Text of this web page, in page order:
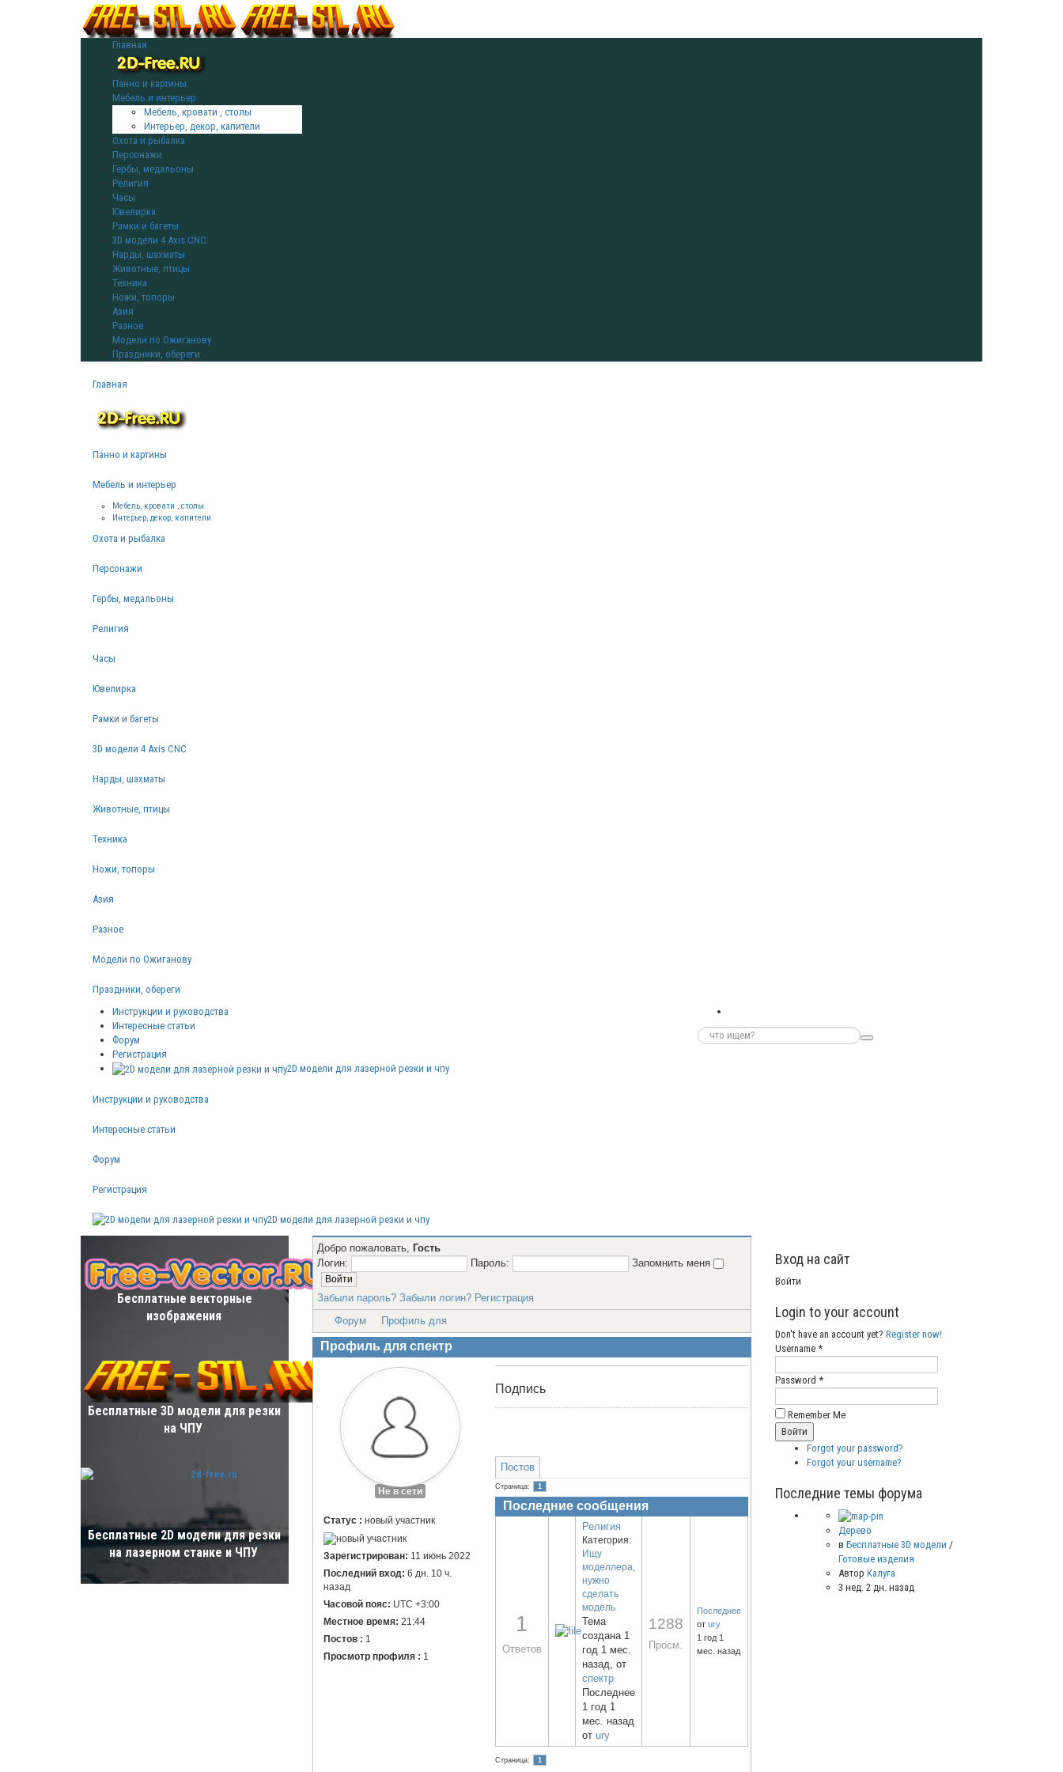
Главная
Панно и картины
Мебель и интерьер
Мебель, кровати , столы
Интерьер, декор, капители
Охота и рыбалка
Персонажи
Гербы, медальоны
Религия
Часы
Ювелирка
Рамки и багеты
3D модели 4 Axis CNC
Нарды, шахматы
Животные, птицы
Техника
Ножи, топоры
Азия
Разное
Модели по Ожиганову
Праздники, обереги
Главная
Панно и картины
Мебель и интерьер
Мебель, кровати , столы
Интерьер, декор, капители
Охота и рыбалка
Персонажи
Гербы, медальоны
Религия
Часы
Ювелирка
Рамки и багеты
3D модели 4 Axis CNC
Нарды, шахматы
Животные, птицы
Техника
Ножи, топоры
Азия
Разное
Модели по Ожиганову
Праздники, обереги
Инструкции и руководства
Интересные статьи
Форум
Регистрация
2D модели для лазерной резки и чпу
Инструкции и руководства
Интересные статьи
Форум
Регистрация
2D модели для лазерной резки и чпу
Бесплатные векторные
изображения
Бесплатные 3D модели для резки
на ЧПУ
Бесплатные 2D модели для резки
на лазерном станке и ЧПУ
Добро пожаловать, Гость
Логин:
Пароль: Запомнить меня
Забыли пароль? Забыли логин? Регистрация
Форум
Профиль для
Профиль для спектр
Не в сети
Статус : новый участник
Зарегистрирован: 11 июнь 2022
Последний вход: 6 дн. 10 ч.
назад
Часовой пояс: UTC +3:00
Местное время: 21:44
Постов : 1
Просмотр профиля : 1
Подпись
Постов
Страница: 1
Последние сообщения
1
Ответов
Религия
Категория:
Ищу
моделлера,
нужно
сделать
модель
Тема
создана 1
год 1 мес.
назад, от
спектр
Последнее
1 год 1
мес. назад
от ury
1288
Просм.
Последнее
от ury
1 год 1
мес. назад
Страница: 1
Вход на сайт
Войти
Login to your account
Don't have an account yet? Register now!
Username *
Password *
Remember Me
Forgot your password?
Forgot your username?
Последние темы форума
Дерево
в Бесплатные 3D модели /
Готовые изделия
Автор Калуга
3 нед. 2 дн. назад